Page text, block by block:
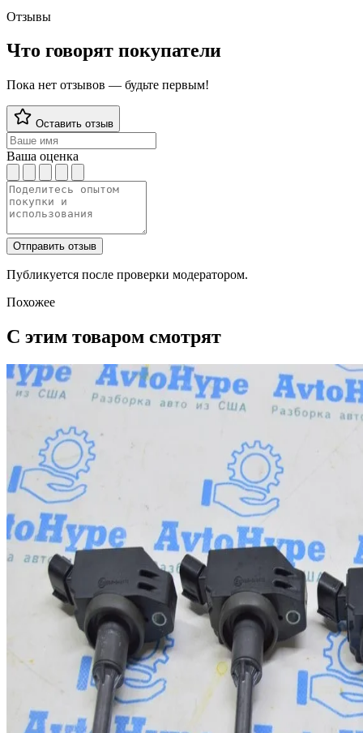
Отзывы
Что говорят покупатели
Пока нет отзывов — будьте первым!
Оставить отзыв
Ваша оценка
Отправить отзыв
Публикуется после проверки модератором.
Похожее
С этим товаром смотрят